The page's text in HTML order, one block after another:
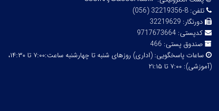
تلفن: 8-32219356 (056)
دورنگار: 32219629
کدپستی: 9717673664
صندوق پستی: 466
ساعات پاسخگویی:
(اداری) روزهای شنبه تا چهارشنبه ساعت:۷:۰۰ تا ۱۴:۳۰،
(آموزشی): ۷:۰۰ تا ۲۱:۱۵